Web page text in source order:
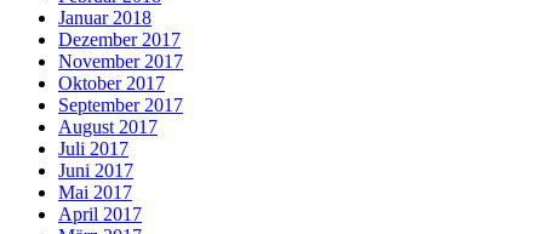
Januar 2018
Dezember 2017
November 2017
Oktober 2017
September 2017
August 2017
Juli 2017
Juni 2017
Mai 2017
April 2017